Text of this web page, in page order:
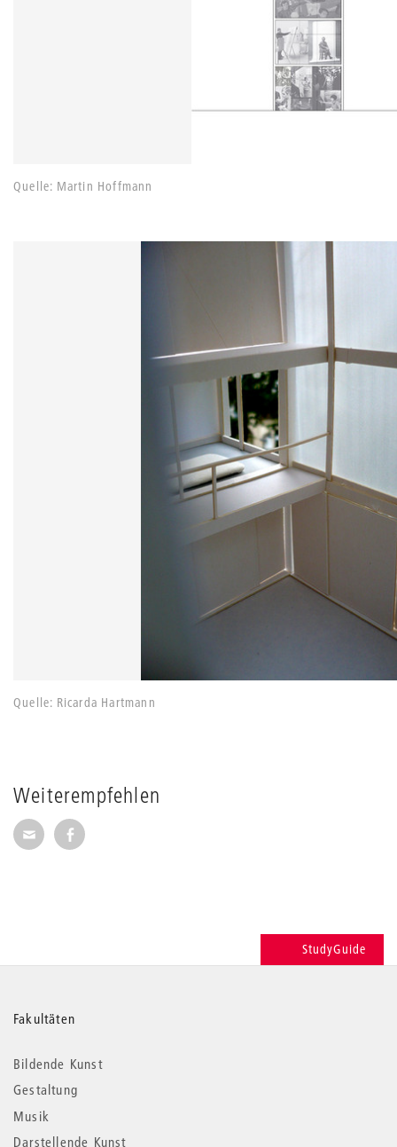
Weiterempfehlen
Seite per E-Mail weiterempfehlen
Seite auf Facebook weiterempfehlen
Quelle: Martin Hoffmann
Quelle: Ricarda Hartmann
StudyGuide
Weitere
Informationen
Fakultäten
Bildende Kunst
Gestaltung
Musik
Darstellende Kunst